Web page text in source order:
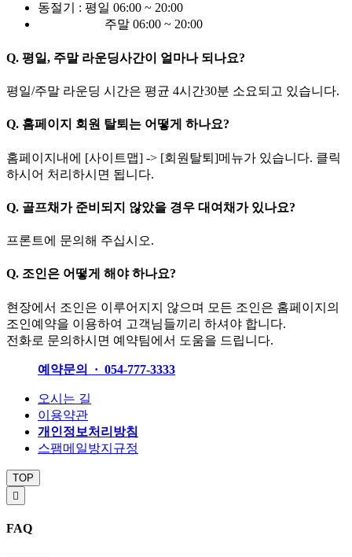
동절기 : 평일 06:00 ~ 20:00
주말 06:00 ~ 20:00
Q. 평일, 주말 라운딩사간이 얼마나 되나요?
평일/주말 라운딩 시간은 평균 4시간30분 소요되고 있습니다.
Q. 홈페이지 회원 탈퇴는 어떻게 하나요?
홈페이지내에 [사이트맵] -> [회원탈퇴]메뉴가 있습니다. 클릭
하시어 처리하시면 됩니다.
Q. 골프채가 준비되지 않았을 경우 대여채가 있나요?
프론트에 문의해 주십시오.
Q. 조인은 어떻게 해야 하나요?
현장에서 조인은 이루어지지 않으며 모든 조인은 홈페이지의
조인예약을 이용하여 고객님들끼리 하셔야 합니다.
전화로 문의하시면 예약팀에서 도움을 드립니다.
예약문의 · 054-777-3333
오시는 길
이용약관
개인정보처리방침
스팸메일방지규정
TOP

FAQ